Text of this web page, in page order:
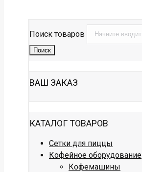
Поиск товаров
Поиск
ВАШ ЗАКАЗ
КАТАЛОГ ТОВАРОВ
Сетки для пиццы
Кофейное оборудование
Кофемашины